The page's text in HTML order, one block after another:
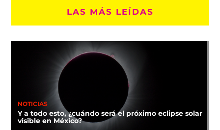
LAS MÁS LEÍDAS
NOTICIAS
Y a todo esto, ¿cuándo será el próximo eclipse solar
visible en México?